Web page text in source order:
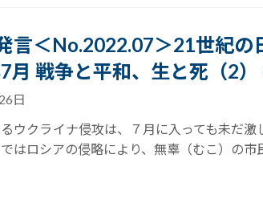
言＜No.2022.07＞21世紀の
月 戦争と平和、生と死（2
日
ウクライナ侵攻は、７月に入っても未だ
はロシアの侵略により、無辜（むこ）の